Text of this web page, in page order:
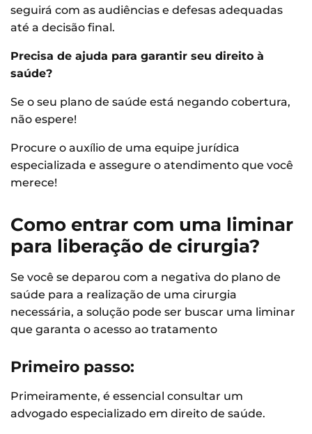
seguirá com as audiências e defesas adequadas
até a decisão final.
Precisa de ajuda para garantir seu direito à
saúde?
Se o seu plano de saúde está negando cobertura,
não espere!
Procure o auxílio de uma equipe jurídica
especializada e assegure o atendimento que você
merece!
Como entrar com uma liminar
para liberação de cirurgia?
Se você se deparou com a negativa do plano de
saúde para a realização de uma cirurgia
necessária, a solução pode ser buscar uma liminar
que garanta o acesso ao tratamento
Primeiro passo:
Primeiramente, é essencial consultar um
advogado especializado em direito de saúde.